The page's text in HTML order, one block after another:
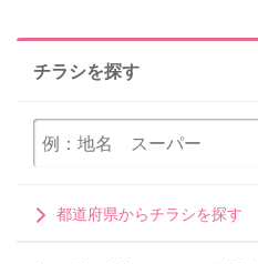
チラシを探す
都道府県からチラシを探す